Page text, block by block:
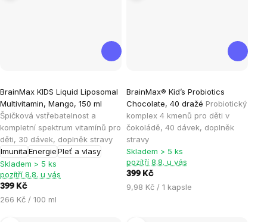
BrainMax KIDS Liquid Liposomal
Multivitamin, Mango, 150 ml
Špičková vstřebatelnost a
kompletní spektrum vitamínů pro
děti, 30 dávek, doplněk stravy
ImunitaEnergiePleť a vlasy
hodnocení
produktu
je
4,7
z
5
hvězdiček.
Skladem > 5 ks
pozítří 8.8. u vás
399 Kč
Měrná
266 Kč / 100 ml
BrainMax® Kid’s Probiotics
Chocolate, 40 dražé Probiotický
komplex 4 kmenů pro děti v
čokoládě, 40 dávek, doplněk
stravy
hodnocení
produktu
je
5,0
z
5
hvězdiček.
Skladem > 5 ks
pozítří 8.8. u vás
399 Kč
Měrná
9,98 Kč / 1 kapsle